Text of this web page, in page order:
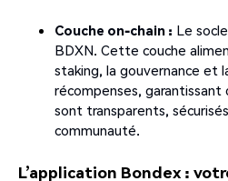
Couche on-chain : Le
BDXN. Cette couche
staking, la gouvernance et
récompenses,
sont transparents,
communauté.
L’application Bondex :